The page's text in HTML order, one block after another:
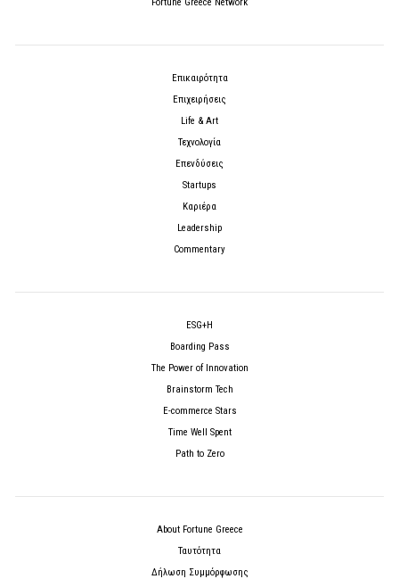
Επικαιρότητα
Επιχειρήσεις
Life & Art
Τεχνολογία
Επενδύσεις
Startups
Καριέρα
Leadership
Commentary
ESG+H
Boarding Pass
The Power of Innovation
Brainstorm Tech
E-commerce Stars
Time Well Spent
Path to Zero
About Fortune Greece
Ταυτότητα
Δήλωση Συμμόρφωσης